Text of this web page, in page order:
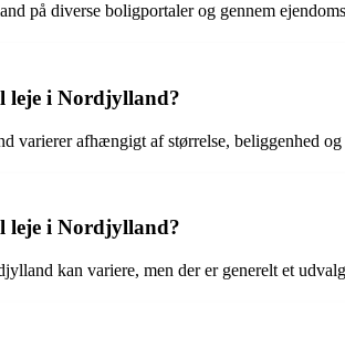
på diverse boligportaler og gennem
leje i Nordjylland?
varierer afhængigt af størrelse, beliggenhed og
leje i Nordjylland?
kan variere, men der er generelt et